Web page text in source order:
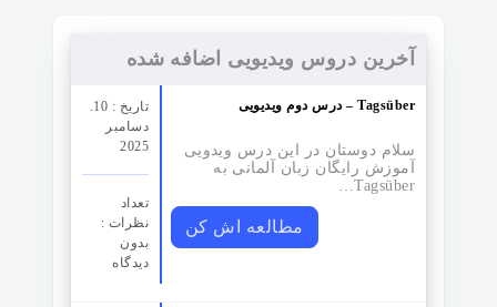
آخرین دروس ویدیویی اضافه شده
تاریخ : 10.
دسامبر
2025
تعداد
نظرات‌ :
بدون
دیدگاه
درس دوم ویدیویی – Tagsüber
سلام دوستان در این درس ویدویی
آموزش رایگان زبان آلمانی به
Tagsüber…
مطالعه اش کن